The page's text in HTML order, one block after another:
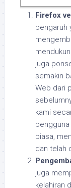
Firefox
pengaruh
juga
semakin
Web dari
kami
biasa,
dan telah
juga
kelahiran